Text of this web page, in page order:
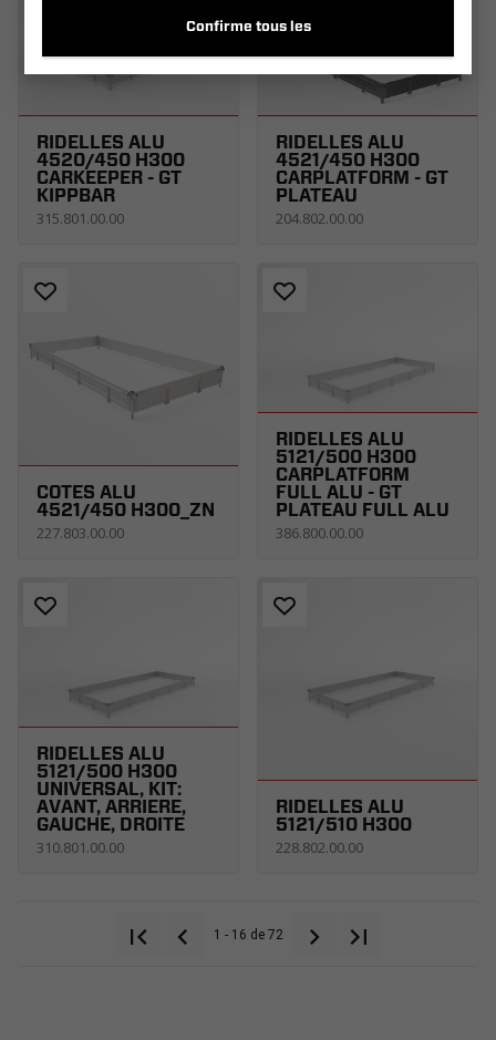
RIDELLES ALU
4520/450 H300
CARKEEPER - GT
KIPPBAR
315.801.00.00
RIDELLES ALU
4521/450 H300
CARPLATFORM - GT
PLATEAU
204.802.00.00
CÔTÉS ALU
4521/450 H300_ZN
227.803.00.00
RIDELLES ALU
5121/500 H300
CARPLATFORM
FULL ALU - GT
PLATEAU FULL ALU
386.800.00.00
RIDELLES ALU
5121/500 H300
UNIVERSAL, KIT:
AVANT, ARRIERE,
GAUCHE, DROITE
310.801.00.00
RIDELLES ALU
5121/510 H300
228.802.00.00
1 - 16 de 72
Confirme tous les